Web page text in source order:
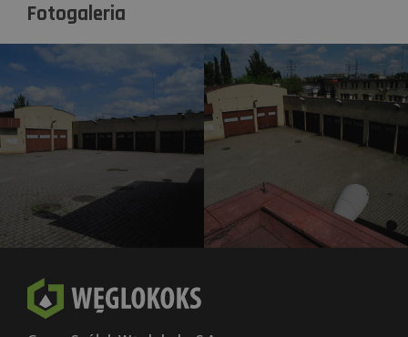
Fotogaleria